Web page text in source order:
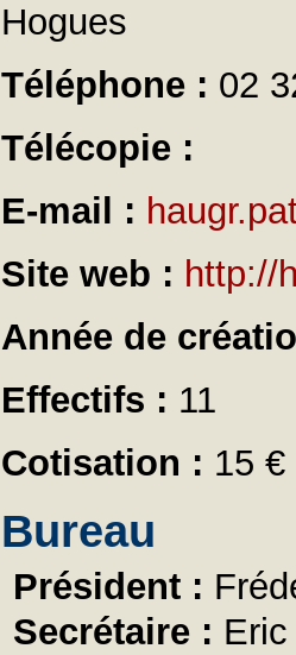
Hogues
Téléphone : 02
Télécopie :
E-mail :
Site web : http://
Année de
Effectifs : 11
Cotisation : 15 €
Bureau
Président :
Secrétaire :